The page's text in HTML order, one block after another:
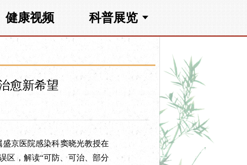
健康视频 科普展览
愈新希望
京医院感染科窦晓光教授在
区，解读“可防、可治、部分